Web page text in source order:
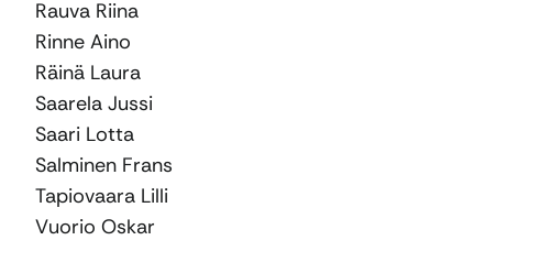
Rauva Riina
Rinne Aino
Räinä Laura
Saarela Jussi
Saari Lotta
Salminen Frans
Tapiovaara Lilli
Vuorio Oskar